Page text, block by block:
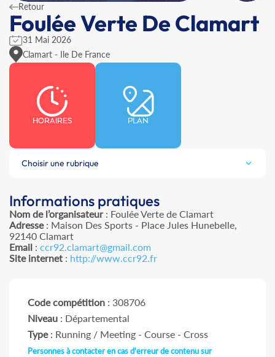
Retour
Foulée Verte De Clamart
31 Mai 2026
Clamart - Ile De France
HORAIRES PLAN
Choisir une rubrique
Informations pratiques
Nom de l’organisateur: Foulée Verte de Clamart
Adresse: Maison Des Sports - Place Jules Hunebelle,
92140 Clamart
Email : ccr92.clamart@gmail.com
Site internet : http://www.ccr92.fr
Code compétition : 308706
Niveau : Départemental
Type: Running / Meeting - Course - Cross
Personnes à contacter en cas d'erreur de contenu sur